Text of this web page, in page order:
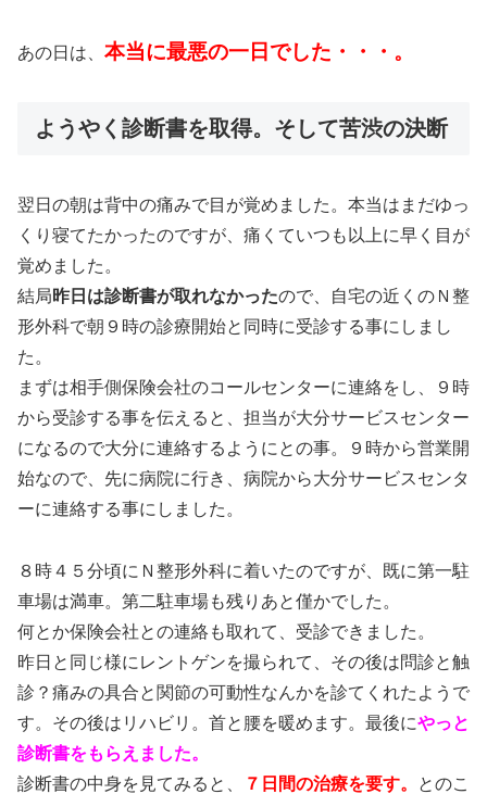
あの日は、 本当に最悪の一日でした・・・。
ようやく診断書を取得。そして苦渋の決断
翌日の朝は背中の痛みで目が覚めました。本当はまだゆっ
くり寝てたかったのですが、痛くていつも以上に早く目が
覚めました。
結局昨日は診断書が取れなかったので、自宅の近くのＮ整
形外科で朝９時の診療開始と同時に受診する事にしまし
た。
まずは相手側保険会社のコールセンターに連絡をし、９時
から受診する事を伝えると、担当が大分サービスセンター
になるので大分に連絡するようにとの事。９時から営業開
始なので、先に病院に行き、病院から大分サービスセンタ
ーに連絡する事にしました。
８時４５分頃にＮ整形外科に着いたのですが、既に第一駐
車場は満車。第二駐車場も残りあと僅かでした。
何とか保険会社との連絡も取れて、受診できました。
昨日と同じ様にレントゲンを撮られて、その後は問診と触
診？痛みの具合と関節の可動性なんかを診てくれたようで
す。その後はリハビリ。首と腰を暖めます。最後にやっと
診断書をもらえました。
診断書の中身を見てみると、
７日間の治療を要す。
とのこ